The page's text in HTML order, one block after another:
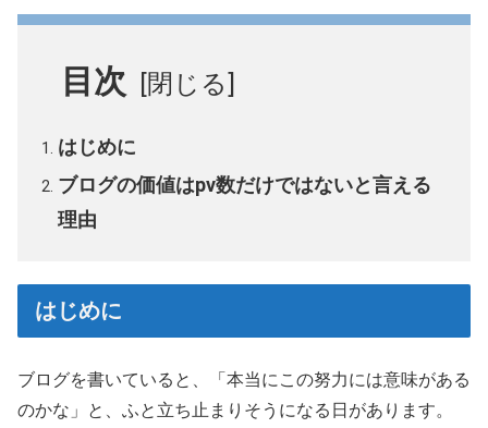
目次
はじめに
ブログの価値はpv数だけではないと言える
理由
はじめに
ブログを書いていると、「本当にこの努力には意味がある
のかな」と、ふと立ち止まりそうになる日があります。